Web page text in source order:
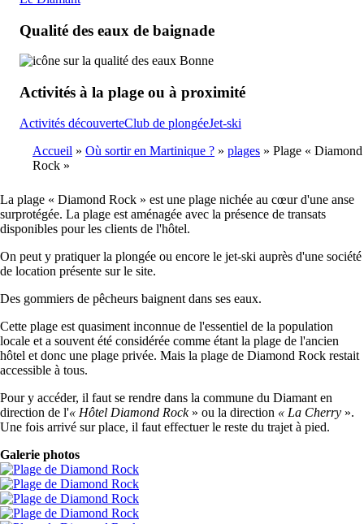
Qualité des eaux de baignade
Bonne
Activités à la plage ou à proximité
Activités découverteClub de plongéeJet-ski
Breadcrumb
Accueil Où sortir en Martinique ? plages
Plage « Diamond
Rock »
La plage « Diamond Rock » est une plage nichée au cœur d'une anse
surprotégée. La plage est aménagée avec la présence de transats
disponibles pour les clients de l'hôtel.
On peut y pratiquer la plongée ou encore le jet-ski auprès d'une société
de location présente sur le site.
Des gommiers de pêcheurs baignent dans ses eaux.
Cette plage est quasiment inconnue de l'essentiel de la population
locale et a souvent été considérée comme étant la plage de l'ancien
hôtel et donc une plage privée. Mais la plage de Diamond Rock restait
accessible à tous.
Pour y accéder, il faut se rendre dans la commune du Diamant en
direction de l'« Hôtel Diamond Rock» ou la direction « La Cherry ».
Une fois arrivé sur place, il faut effectuer le reste du trajet à pied.
Galerie photos